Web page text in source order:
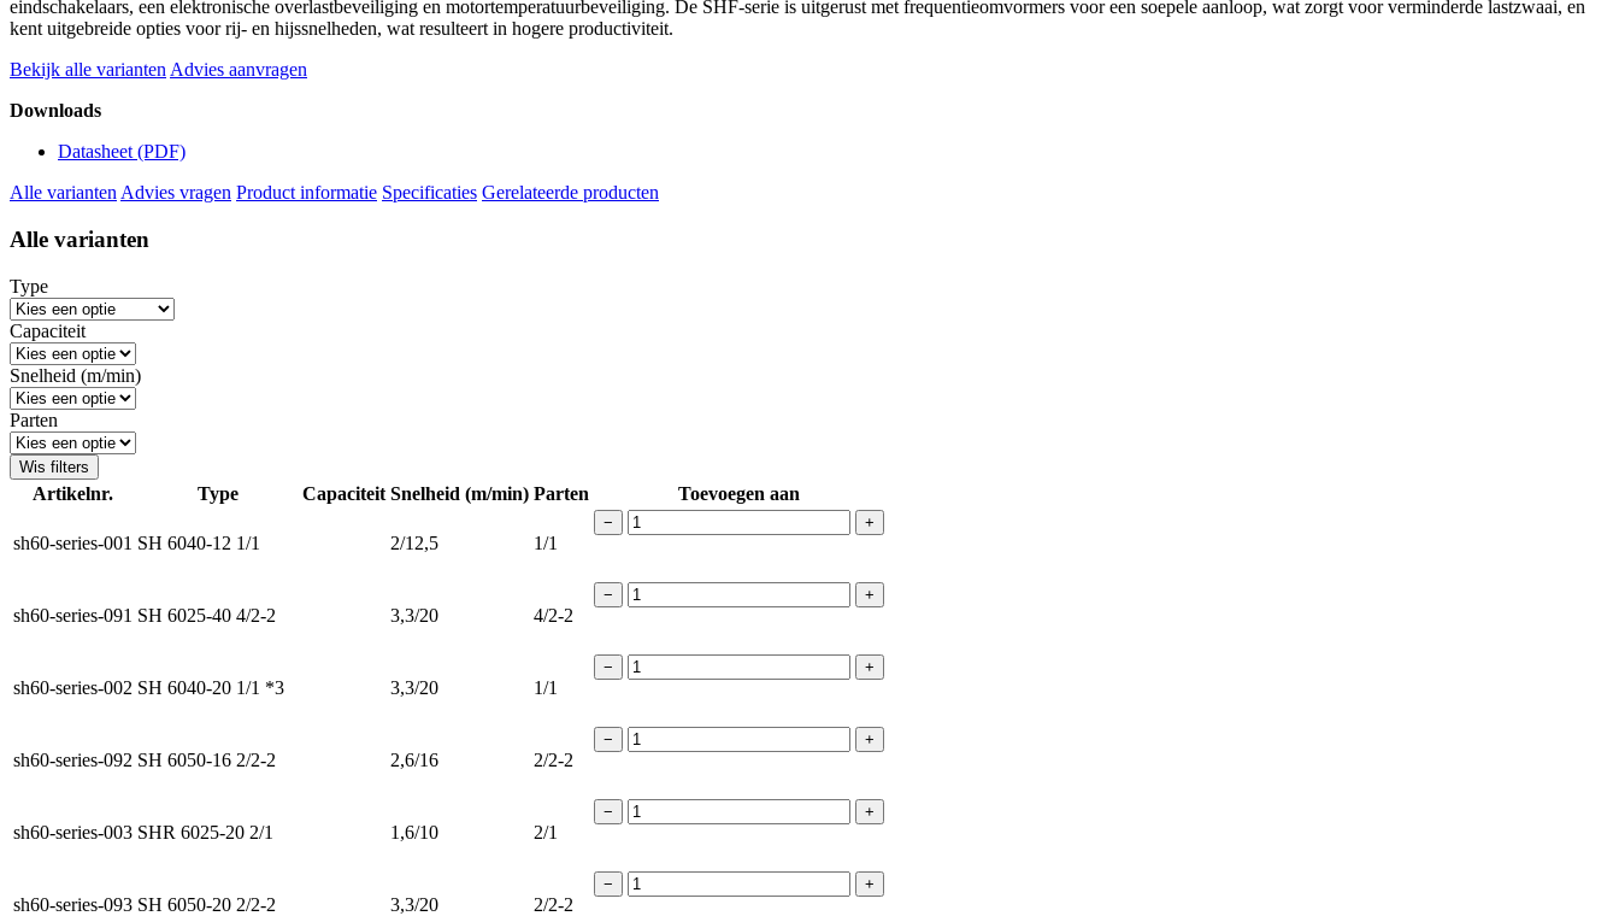
eindschakelaars, een elektronische overlastbeveiliging en motortemperatuurbeveiliging. De SHF-serie is uitgerust met frequentieomvormers voor een soepele aanloop, wat zorgt voor verminderde lastzwaai, en
kent uitgebreide opties voor rij- en hijssnelheden, wat resulteert in hogere productiviteit.
Bekijk alle varianten Advies aanvragen
Downloads
Datasheet (PDF)
Alle varianten Advies vragen Product informatie Specificaties Gerelateerde producten
Alle varianten
Type
Capaciteit
Snelheid (m/min)
Parten
Wis filters
Artikelnr. Type Capaciteit Snelheid (m/min) Parten Toevoegen aan
sh60-series-001 SH 6040-12 1/1 2/12,5 1/1
− +
sh60-series-091 SH 6025-40 4/2-2 3,3/20 4/2-2
− +
sh60-series-002 SH 6040-20 1/1 *3 3,3/20 1/1
− +
sh60-series-092 SH 6050-16 2/2-2 2,6/16 2/2-2
− +
sh60-series-003 SHR 6025-20 2/1 1,6/10 2/1
− +
sh60-series-093 SH 6050-20 2/2-2 3,3/20 2/2-2
− +